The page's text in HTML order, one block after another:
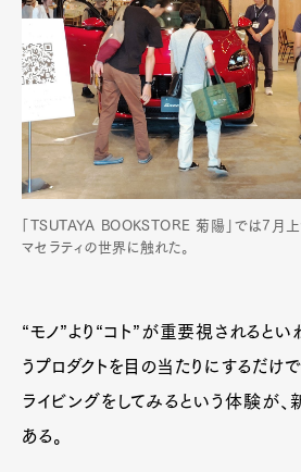
「TSUTAYA BOOKSTORE 菊陽」では7月
マセラティの世界に触れた。
“モノ”より“コト”が重要視されるとい
うプロダクトを目の当たりにするだけ
ライビングをしてみるという体験が
ある。